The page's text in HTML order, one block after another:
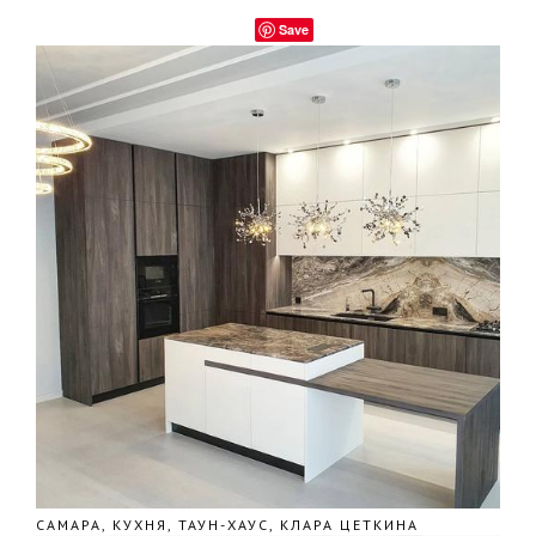
Save
САМАРА, КУХНЯ, ТАУН-ХАУС, КЛАРА ЦЕТКИНА